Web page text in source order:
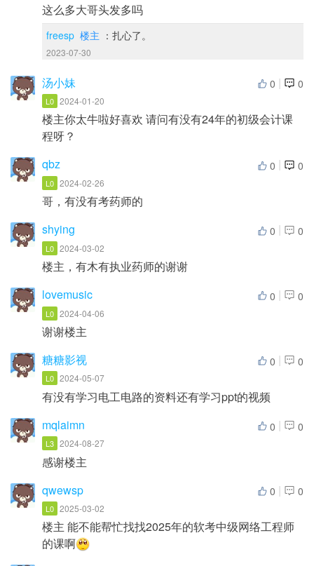
这么多大哥头发多吗
freesp 楼主 ：扎心了。
2023-07-30
0 | 0
汤小妹
L0 2024-01-20
楼主你太牛啦好喜欢 请问有没有24年的初级会计课
程呀？
0 | 0
qbz
L0 2024-02-26
哥，有没有考药师的
0 | 0
shying
L0 2024-03-02
楼主，有木有执业药师的谢谢
0 | 0
lovemusic
L0 2024-04-06
谢谢楼主
0 | 0
糖糖影视
L0 2024-05-07
有没有学习电工电路的资料还有学习ppt的视频
0 | 0
mqlaimn
L3 2024-08-27
感谢楼主
0 | 0
qwewsp
L0 2025-03-02
楼主 能不能帮忙找找2025年的软考中级网络工程师
的课啊